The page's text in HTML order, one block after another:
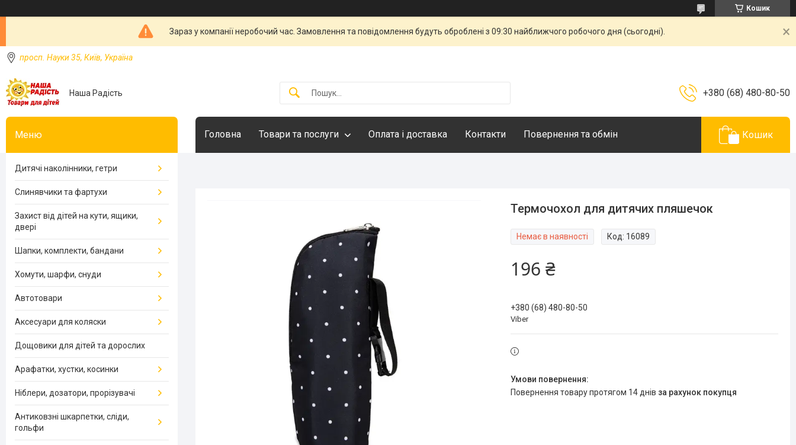
Кошик
Зараз у компанії неробочий час. Замовлення та повідомлення будуть оброблені з 09:30 найближчого робочого дня (сьогодні).
просп. Науки 35, Київ, Україна
Наша Радість +380 (68) 480-80-50
Головна Товари та послуги Оплата і доставка Контакти Повернення та обмін Кошик
Термочохол для дитячих пляшечок
Немає в наявності Код: 16089
196 ₴
+380 (68) 480-80-50
Viber
повернення товару протягом 14 днів за рахунок покупця
Дитячі наколінники, гетри
Слинявчики та фартухи
Захист від дітей на кути, ящики,
двері
Шапки, комплекти, бандани
Хомути, шарфи, снуди
Автотовари
Аксесуари для коляски
Дощовики для дітей та дорослих
Арафатки, хустки, косинки
Ніблери, дозатори, прорізувачі
Антиковзні шкарпетки, сліди,
гольфи